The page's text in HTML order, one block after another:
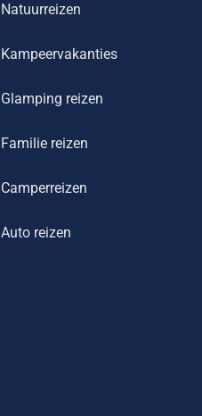
Natuurreizen
Kampeervakanties
Glamping reizen
Familie reizen
Camperreizen
Auto reizen